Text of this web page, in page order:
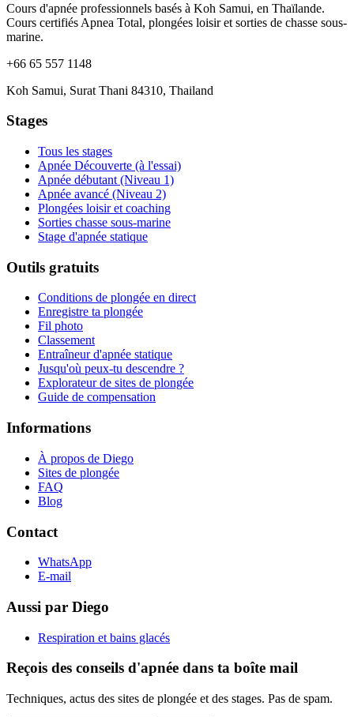
Cours d'apnée professionnels basés à Koh Samui, en Thaïlande.
Cours certifiés Apnea Total, plongées loisir et sorties de chasse sous-
marine.
+66 65 557 1148
Koh Samui, Surat Thani 84310, Thailand
Stages
Tous les stages
Apnée Découverte (à l'essai)
Apnée débutant (Niveau 1)
Apnée avancé (Niveau 2)
Plongées loisir et coaching
Sorties chasse sous-marine
Stage d'apnée statique
Outils gratuits
Conditions de plongée en direct
Enregistre ta plongée
Fil photo
Classement
Entraîneur d'apnée statique
Jusqu'où peux-tu descendre ?
Explorateur de sites de plongée
Guide de compensation
Informations
À propos de Diego
Sites de plongée
FAQ
Blog
Contact
WhatsApp
E-mail
Aussi par Diego
Respiration et bains glacés
Reçois des conseils d'apnée dans ta boîte mail
Techniques, actus des sites de plongée et des stages. Pas de spam.